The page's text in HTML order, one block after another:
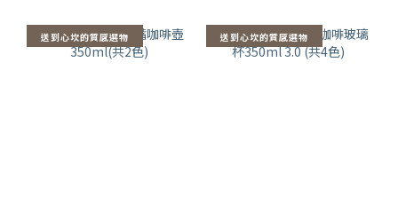
送到心坎的質感選物 送到心坎的質感選物